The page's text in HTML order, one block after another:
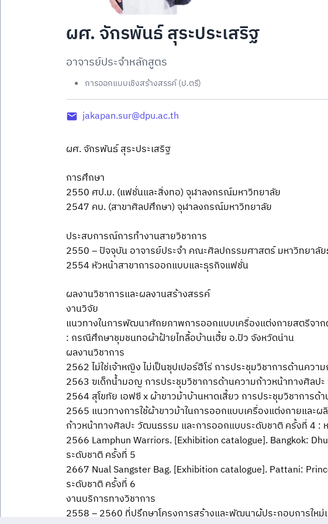
ผศ. จักรพันธ์ สุระประเสริฐ
อาจารย์ประจำหลักสูตร
การออกแบบเชิงสร้างสรรค์ (ป.ตรี)
jakapan.sur@dpu.ac.th
ผศ. จักรพันธ์ สุระประเสริฐ
การศึกษา
2550 ศป.ม. (แฟชั่นและสิ่งทอ) จุฬาลงกรณ์มหาวิทยาลัย
2547 คบ. (สาขาศิลปศึกษา) จุฬาลงกรณ์มหาวิทยาลัย
ประสบการณ์การทำงานสายวิชาการ
2550 – ปัจจุบัน อาจารย์ประจำ คณะศิลปกรรมศาสตร์ มหาวิทยา
2554 หัวหน้าสาขาการออกแบบและธุรกิจแฟชั่น
ผลงานวิชาการและผลงานสร้างสรรค์
งานวิจัย
แนวทางในการพัฒนาศักยภาพการออกแบบเครื่องแต่งกายสตรีจา
: กรณีศึกษาชุมชนทอผ้าฝ้ายไทลื้อบ้านเฮี้ย อ.ปัว จังหวัดน่าน
ผลงานวิชาการ
2562 ไม่ใช่เจ้าหญิง ไม่เป็นซุปเปอร์ฮีโร่ การประชุมวิชาการด้านค
2563 ฃเด็กน้ำมอญ การประชุมวิชาการด้านความก้าวหน้าทางศิล
2564 สุโขทัย เอฟซี x ผ้าขาวม้าบ้านหาดเสี้ยว การประชุมวิชากา
2565 แนวทางการใช้ผ้าขาวม้าในการออกแบบเครื่องแต่งกายแล
ก้าวหน้าทางศิลปะ วัฒนธรรม และการออกแบบระดับชาติ ครั้งที่ 4 :
2566 Lamphun Warriors. [Exhibition catalogue]. Bangkok:
ระดับชาติ ครั้งที่ 5
2667 Nual Sangster Bag. [Exhibition catalogue]. Pattani:
ระดับชาติ ครั้งที่ 6
งานบริการทางวิชาการ
2558 – 2560 ที่ปรึกษาโครงการสร้างและพัฒนาผู้ประกอบการให